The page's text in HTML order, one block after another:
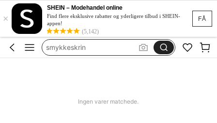
FÅ
×
SHEIN – Modehandel online
Find flere eksklusive rabatter og yderligere tilbud i SHEIN-
appen!
(5,142)
makeup oraganiser
room decor
smykkeskrin
Ingen varer matchede.